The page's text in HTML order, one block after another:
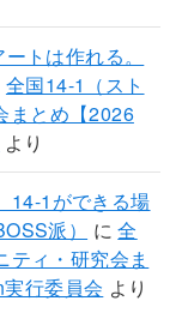
トは作れる。
全国14-1（スト
まとめ【2026
より
14-1ができる場
派）
に全
ティ・研究会ま
行委員会 より